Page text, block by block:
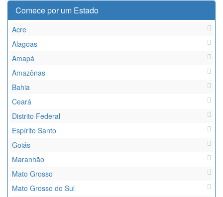
Comece por um Estado
Acre
Alagoas
Amapá
Amazônas
Bahia
Ceará
Distrito Federal
Espírito Santo
Goiás
Maranhão
Mato Grosso
Mato Grosso do Sul